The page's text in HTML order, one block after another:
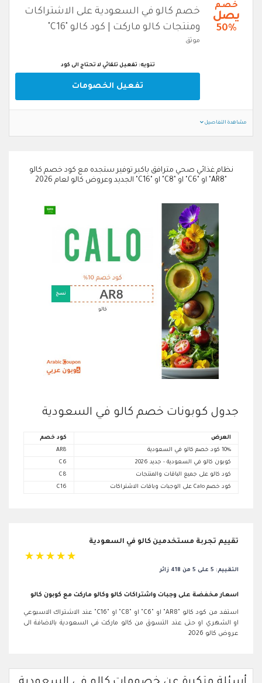
خصم
يصل
50%
خصم كالو في السعودية على الاشتراكات
ومنتجات كالو ماركت | كود كالو "C16"
موثق
تنويه: تفعيل تلقائي لا تحتاج الى كود
تفعيل الخصومات
مشاهدة التفاصيل
نظام غذائي صحي مترافق باكبر توفير ستجده مع كود خصم كالو
جدول كوبونات خصم كالو في السعودية
العرض
كود خصم
10% كود خصم كالو في السعودية
AR8
كوبون كالو في السعودية - جديد 2026
C6
كود كالو على جميع الباقات والمنتجات
C8
كود خصم Calo على الوجبات وباقات الاشتراكات
C16
تقييم تجربة مستخدمين كالو في السعودية
☆ ☆ ☆ ☆ ☆
التقييم: 5 على 5 من 418 زائر
اسعار مخفضة على وجبات واشتراكات كالو وكالو ماركت مع كوبون كالو
استفد من كود كالو "AR8" او "C6" او "C8" او "C16" عند الاشتراك الاسبوعي
او الشهري او حتى عند التسوق من كالو ماركت في السعودية بالاضافة الى
عروض كالو 2026